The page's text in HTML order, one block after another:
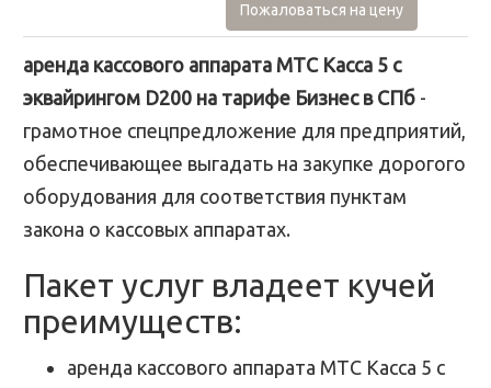
Пожаловаться на цену
аренда кассового аппарата МТС Касса 5 с
эквайрингом D200 на тарифе Бизнес в СПб -
грамотное спецпредложение для предприятий,
обеспечивающее выгадать на закупке дорогого
оборудования для соответствия пунктам
закона о кассовых аппаратах.
Пакет услуг владеет кучей
преимуществ:
аренда кассового аппарата МТС Касса 5 с